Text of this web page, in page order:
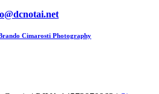
Cimarosti Photography